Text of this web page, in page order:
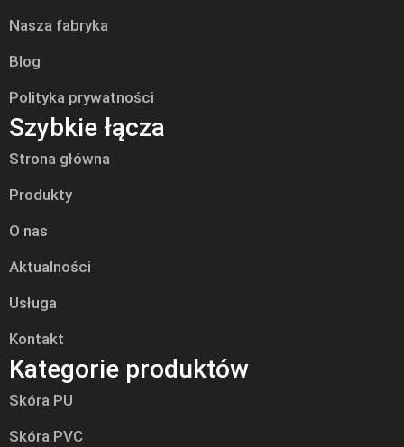
Nasza fabryka
Blog
Polityka prywatności
Szybkie łącza
Strona główna
Produkty
O nas
Aktualności
Usługa
Kontakt
Kategorie produktów
Skóra PU
Skóra PVC